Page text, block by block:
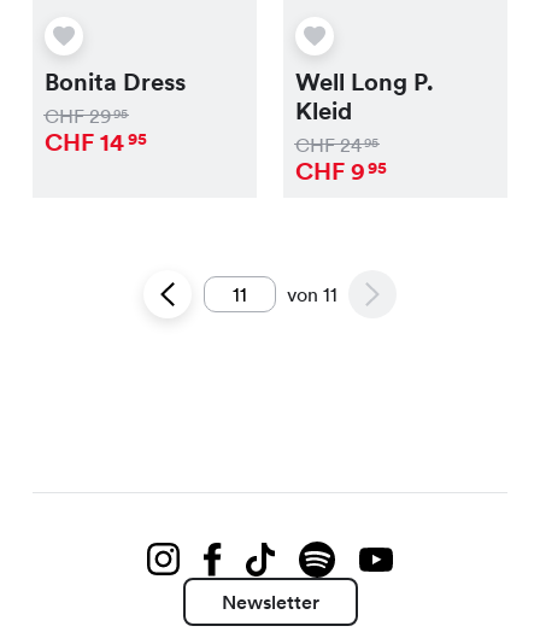
Bonita Dress
CHF2995
CHF1495
Well Long P.
Kleid
CHF2495
CHF995
von 11
Newsletter